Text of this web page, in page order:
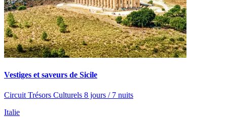
Vestiges et saveurs de Sicile
Circuit Trésors Culturels 8 jours / 7 nuits
Italie